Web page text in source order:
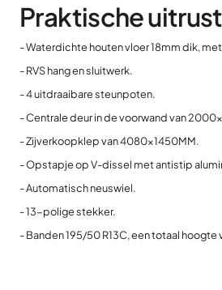
Praktische
- Waterdichte houten vloer 18mm dik,
- RVS hang en sluitwerk.
- 4 uitdraaibare steunpoten.
- Centrale deur in de voorwand van
- Zijverkoopklep van 4080x1450MM.
- Opstapje op V-dissel met antistip
- Automatisch neuswiel.
- 13-polige stekker.
- Banden 195/50 R13C, een totaal hoogte